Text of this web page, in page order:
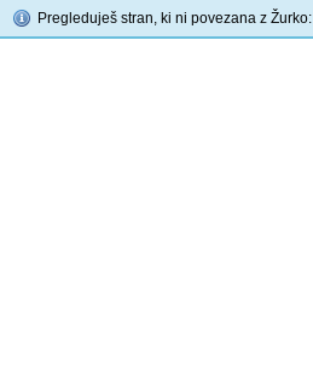
Pregleduješ stran, ki ni povezana z Žurko: